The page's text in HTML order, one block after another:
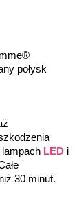
połysk
LED i
30 minut.